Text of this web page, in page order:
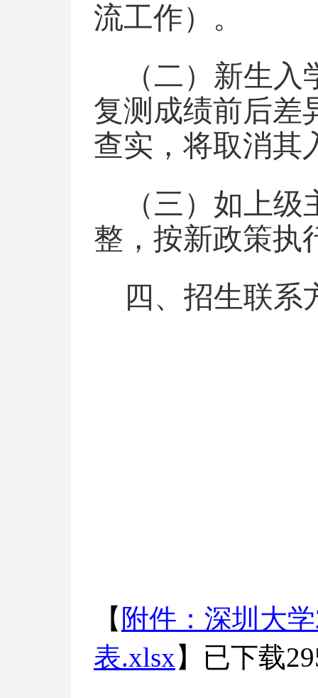
流工作）。
（二）新生
复测成绩前后差
查实，将取消其
（三）如上
整，按新政策执
四、招生联系
【 附件：深圳大
表.xlsx】已下载